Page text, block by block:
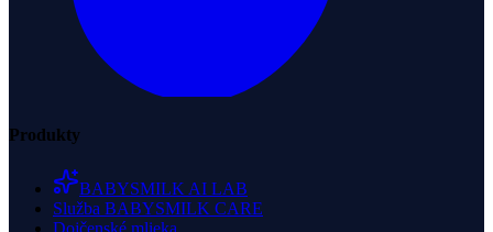
Produkty
BABYSMILK AI LAB
Služba BABYSMILK CARE
Dojčenské mlieka